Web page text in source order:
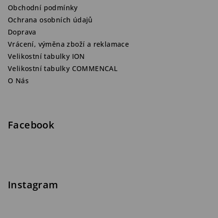
Obchodní podmínky
Ochrana osobních údajů
Doprava
Vrácení, výměna zboží a reklamace
Velikostní tabulky ION
Velikostní tabulky COMMENCAL
O Nás
Facebook
Instagram